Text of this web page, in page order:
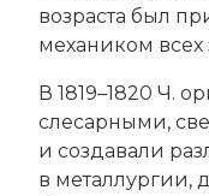
возраста был
механиком
В 1819–1820 Ч.
слесарными,
и создавали
в металлургии,